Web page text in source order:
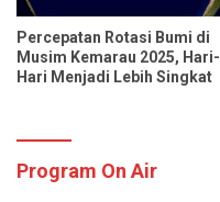
Percepatan Rotasi Bumi di
Musim Kemarau 2025, Hari-
Hari Menjadi Lebih Singkat
Program On Air